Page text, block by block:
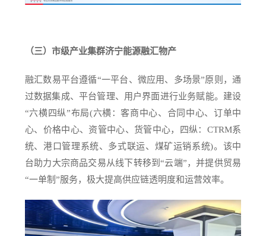
（三）市级产业集群济宁能源融汇物产
融汇数易平台遵循“一平台、微应用、多场景”原则，通
过数据集成、平台管理、用户界面进行业务赋能。建设
“六横四纵”布局(六横：客商中心、合同中心、订单中
心、价格中心、资管中心、货管中心，四纵：CTRM系
统、港口管理系统、多式联运、煤矿运销系统)。该中
台助力大宗商品交易从线下转移到“云端”，并提供贸易
“一单制”服务，极大提高供应链透明度和运营效率。